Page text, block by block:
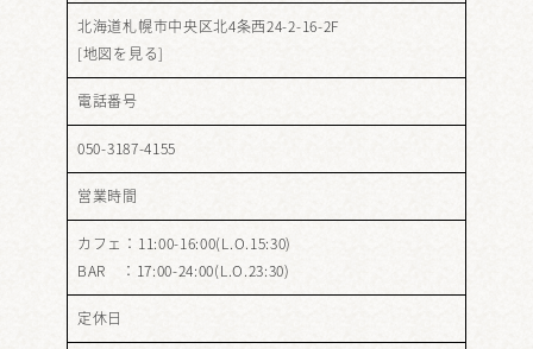
北海道札幌市中央区北4条西24-2-16-2F
[地図を見る]
電話番号
050-3187-4155
営業時間
カフェ：11:00-16:00(L.O.15:30)
BAR ：17:00-24:00(L.O.23:30)
定休日